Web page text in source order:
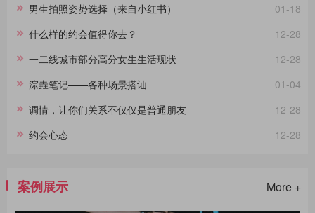
01-18
男生拍照姿势选择（来自小红书）
12-28
什么样的约会值得你去？
12-28
一二线城市部分高分女生生活现状
01-04
淙垚笔记——各种场景搭讪
12-28
调情，让你们关系不仅仅是普通朋友
12-28
约会心态
案例展示 More +